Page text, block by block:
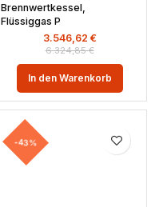
Brennwertkessel,
Flüssiggas P
6.324,85€
3.546,62 €
In den Warenkorb
-43%